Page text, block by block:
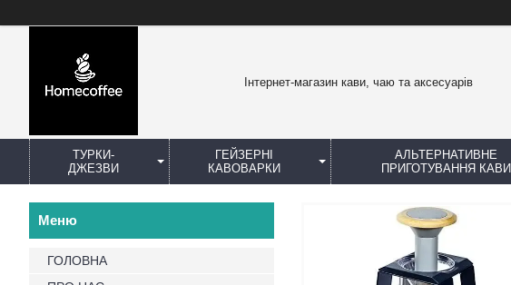
Інтернет-магазин кави, чаю та аксесуарів
ТУРКИ-
ДЖЕЗВИ
ГЕЙЗЕРНІ
КАВОВАРКИ
АЛЬТЕРНАТИВНЕ
ПРИГОТУВАННЯ КАВИ
ГОЛОВНА